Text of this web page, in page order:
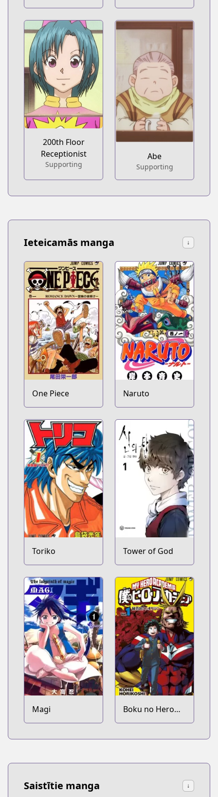
200th Floor
Receptionist
Supporting
Abe
Supporting
Ieteicamās manga ↓
One Piece Naruto
Toriko Tower of God
Magi
Boku no Hero
Academia
Saistītie manga ↓